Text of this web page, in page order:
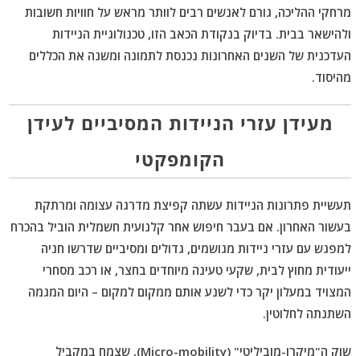
מרחקי ההליכה, גורם לאנשים רבים לוותר מראש על חוויות חשובות
ולהישאר בבית. בדיוק בנקודת הכאב הזו, טכנולוגיית הניידות
העדכנית של השנים האחרונות נכנסת לתמונה ומשנה את הכללים
מהיסוד.
מעידן עזרי הניידות המסיביים לעידן
הקומפקטי
תעשיית פתרונות הניידות עשתה קפיצת מדרגה עצומה ומרתקת
בעשור האחרון. אם בעבר חיפוש אחר קלנועית חשמלית הוביל בהכרח
למפגש עם עזרי ניידות מגושמים, גדולים ומסיביים שדרשו חניה
ייעודית מחוץ לבית, שקעי טעינה מיוחדים בחצר, או רכב מסחרי
המצויד במעלון יקר כדי לשנע אותם ממקום למקום – היום המגמה
השתנתה לחלוטין.
שוק ה"מיקרו-מוביליטי" (Micro-mobility), שצמח במקביל